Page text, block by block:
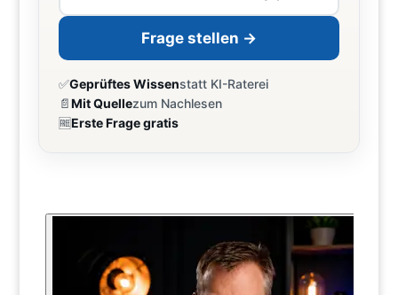
Frage stellen →
✅Geprüftes Wissenstatt KI-Raterei
📄Mit Quellezum Nachlesen
🆓Erste Frage gratis